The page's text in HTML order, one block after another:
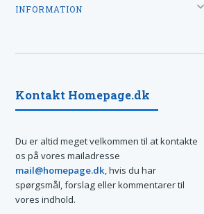
INFORMATION
Kontakt Homepage.dk
Du er altid meget velkommen til at kontakte
os på vores mailadresse
mail@homepage.dk, hvis du har
spørgsmål, forslag eller kommentarer til
vores indhold.